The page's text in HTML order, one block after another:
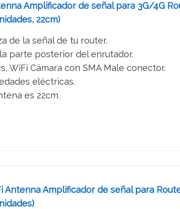
Amplificador de señal para 3G/4G
22cm)
de la señal de tu router.
parte posterior del enrutador.
WiFi Cámara con SMA Male conector.
eléctricas.
es 22cm.
Antenna Amplificador de señal para